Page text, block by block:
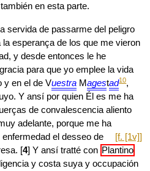
en esta parte.
servida de passarme del peligro
esperança de los que me vieron
y desde entonces le he
para que yo emplee la vida
y en el de Vuestra Magestad10,
Y ansí por quien Él es me ha
de convalescencia aliento
adelante, porque me ha
enfermedad
[f. [1v]]
el desseo de
[4] Y ansí tratté con Plantino
y costa suya y occupación